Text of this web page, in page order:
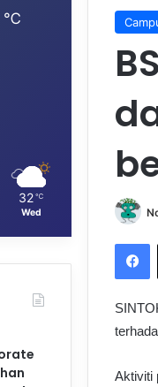
Aktiviti
℃
32 ℃
Wed